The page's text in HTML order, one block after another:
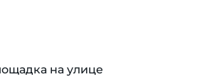
на улице